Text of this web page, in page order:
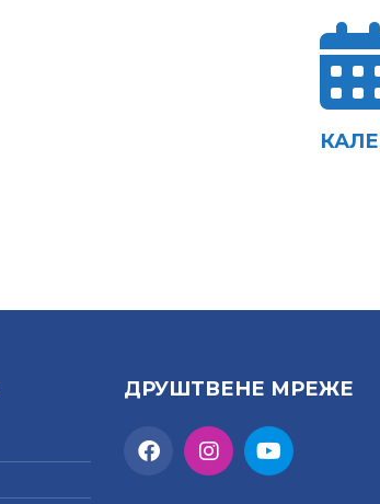
ДРУШТВЕНЕ МРЕЖЕ